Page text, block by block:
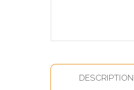
DESCRIPTION